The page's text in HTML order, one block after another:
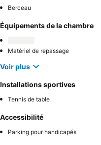
Berceau
Équipements de la chambre
Matériel de repassage
Voir plus
Installations sportives
Tennis de table
Accessibilité
Parking pour handicapés